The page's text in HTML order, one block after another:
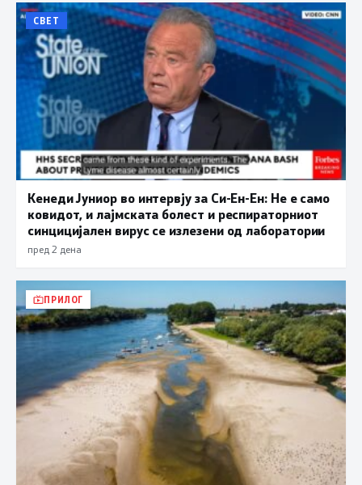
СВЕТ
Кенеди Јуниор во интервју за Си-Ен-Ен: Не е само
ковидот, и лајмската болест и респираторниот
синцицијален вирус се излезени од лаборатории
пред 2 дена
ПРИЛОГ